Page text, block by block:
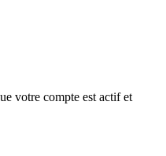
votre compte est actif et